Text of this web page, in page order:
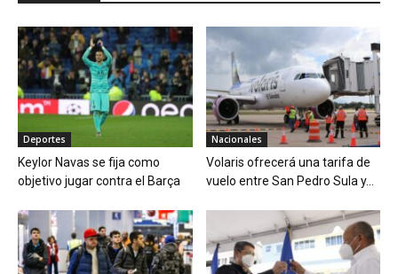
Deportes
Keylor Navas se fija como
objetivo jugar contra el Barça
Nacionales
Volaris ofrecerá una tarifa de
vuelo entre San Pedro Sula y...